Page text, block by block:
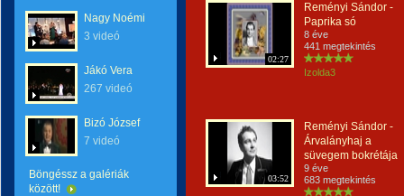
Nagy Noémi
3 videó
Jákó Vera
267 videó
Bizó József
7 videó
Böngéssz a galériák
között!
02:27
Reményi Sándor -
Paprika só
8 éve
441 megtekintés
Izolda3
03:52
Reményi Sándor -
Árvalányhaj a
süvegem bokrétája
9 éve
683 megtekintés